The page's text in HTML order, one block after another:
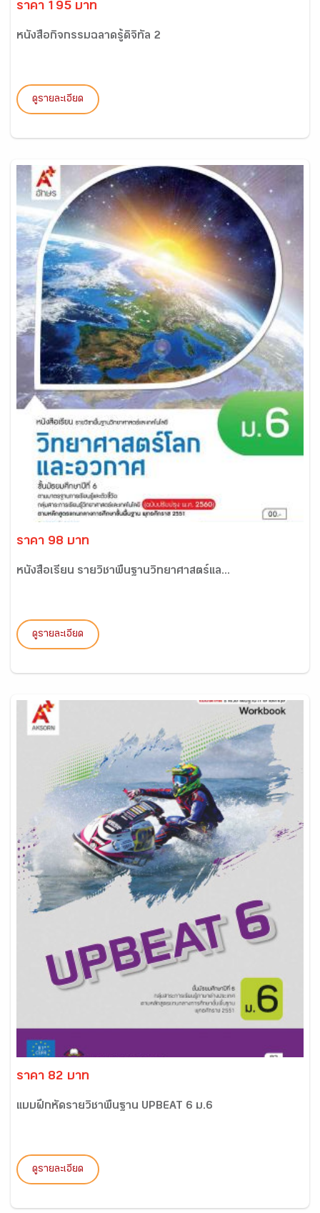
ราคา 195 บาท
หนังสือกิจกรรมฉลาดรู้ดิจิทัล 2
ดูรายละเอียด
ราคา 98 บาท
หนังสือเรียน รายวิชาพื้นฐานวิทยาศาสตร์แล...
ดูรายละเอียด
ราคา 82 บาท
แบบฝึกหัดรายวิชาพื้นฐาน UPBEAT 6 ม.6
ดูรายละเอียด